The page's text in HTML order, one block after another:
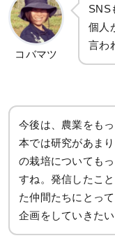
コバマツ
SNS
個人
言わ
今後は、農業をも
本では研究があま
の栽培についても
すね。発信したこ
た仲間たちにとっ
企画をしていきた